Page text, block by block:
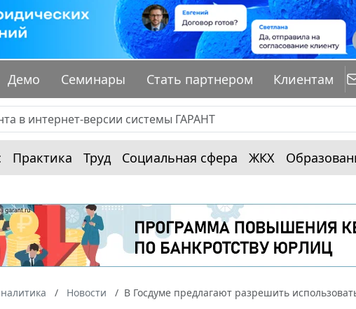
Демо Семинары Стать партнером Клиентам
Практика Труд Социальная сфера ЖКХ
Новости В Госдуме предлагают разрешить